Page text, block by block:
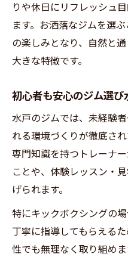
キックボクシン
身体づくりに最
ストレス解消に
キックボクシン
ダイエット成功に導
ジム水戸でダイ
法
キックボクシン
由
水戸スポーツジ
都度払い可能な
水戸ジム24時間
りや休日にリフレッシュ
ます。お洒落なジムを選
の楽しみとなり、自然と
大きな特徴です。
初心者も安心のジム選び
水戸のジムでは、未経験
れる環境づくりが徹底さ
専門知識を持つトレーナ
ことや、体験レッスン・
げられます。
特にキックボクシングの
丁寧に指導してもらえる
性でも無理なく取り組め